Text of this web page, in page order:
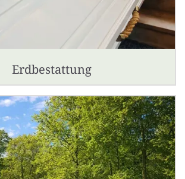
Erdbestattung